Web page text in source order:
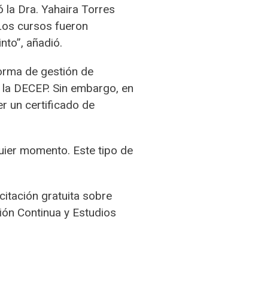
la Dra. Yahaira Torres
cursos fueron
añadió.
de gestión de
DECEP. Sin embargo, en
un certificado de
momento. Este tipo de
gratuita sobre
Continua y Estudios